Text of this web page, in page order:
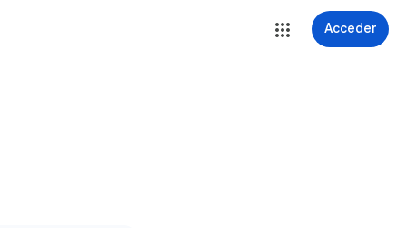
Acceder